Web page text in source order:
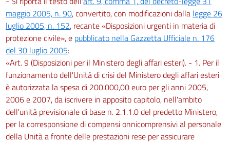
maggio 2005, n. 90, convertito, con modificazioni dalla legge 26
luglio 2005, n. 152, recante «Disposizioni urgenti in materia di
protezione civile», e pubblicato nella Gazzetta Ufficiale n. 176
del 30 luglio 2005:
«Art. 9 (Disposizioni per il Ministero degli affari esteri). - 1. Per il
funzionamento dell'Unità di crisi del Ministero degli affari esteri
è autorizzata la spesa di 200.000,00 euro per gli anni 2005,
2006 e 2007, da iscrivere in apposito capitolo, nell'ambito
dell'unità previsionale di base n. 2.1.1.0 del predetto Ministero,
per la corresponsione di compensi onnicomprensivi al personale
della Unità a fronte delle prestazioni rese per assicurare